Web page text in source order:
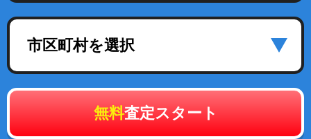
市区町村を選択
無料査定スタート